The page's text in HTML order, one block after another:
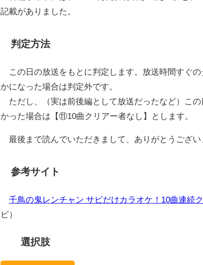
記載がありました。
判定方法
この日の放送をもとに判定します。放送時間すぐ
かになった場合は判定外です。
ただし、（実は前後編として放送だったなど）こ
かった場合は【⑪10曲クリアー者なし】とします。
最後まで読んでいただきまして、ありがとうござい
参考サイト
千鳥の鬼レンチャン サビだけカラオケ！10曲連続
ビ）
選択肢